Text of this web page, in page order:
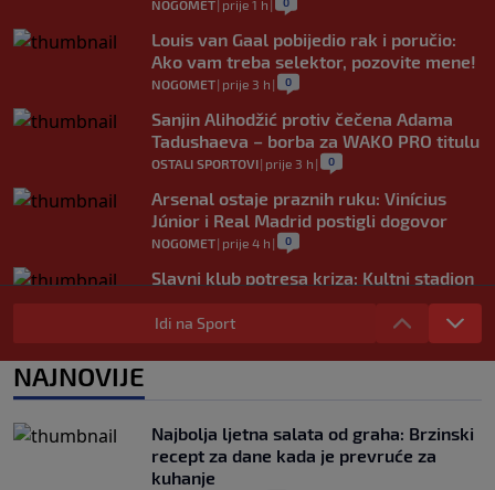
NOGOMET| prije 1 h |
Louis van Gaal pobijedio rak i poručio:
Ako vam treba selektor, pozovite mene!
NOGOMET| prije 3 h | 0
Sanjin Alihodžić protiv čečena Adama
Tadushaeva – borba za WAKO PRO titulu
OSTALI SPORTOVI| prije 3 h | 0
Arsenal ostaje praznih ruku: Vinícius
Júnior i Real Madrid postigli dogovor
NOGOMET| prije 4 h | 0
Slavni klub potresa kriza: Kultni stadion
u Italiji bit će prazan na početku sezone,
navijači objavili rat upravi
Idi na Sport
NAJNOVIJE
Najbolja ljetna salata od graha: Brzinski
recept za dane kada je prevruće za
kuhanje